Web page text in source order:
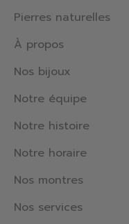
Pierres naturelles
À propos
Nos bijoux
Notre équipe
Notre histoire
Notre horaire
Nos montres
Nos services